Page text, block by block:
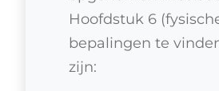
Hoofdstuk 6
bepalingen te
zijn: